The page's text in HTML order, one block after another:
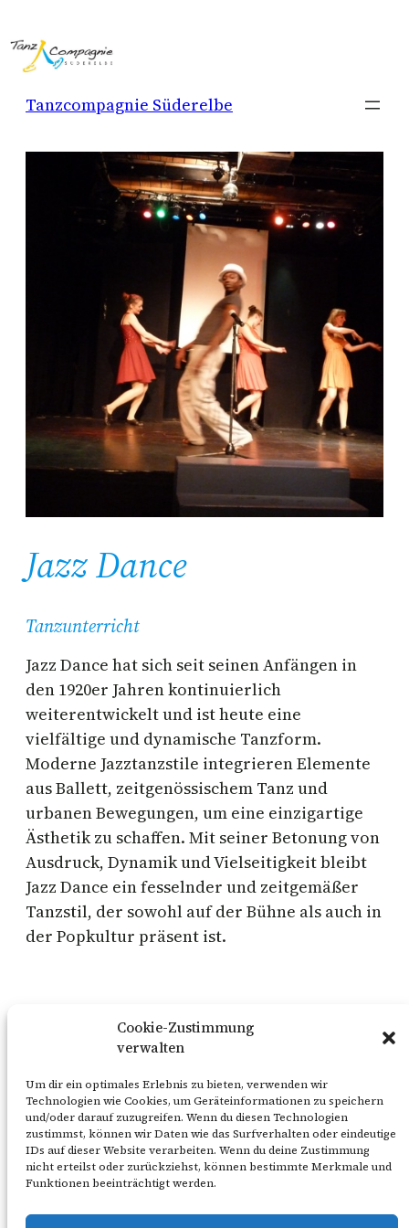
Cookie-Zustimmung
verwalten
Um dir ein optimales Erlebnis zu bieten, verwenden wir
Technologien wie Cookies, um Geräteinformationen zu speichern
und/oder darauf zuzugreifen. Wenn du diesen Technologien
zustimmst, können wir Daten wie das Surfverhalten oder eindeutige
IDs auf dieser Website verarbeiten. Wenn du deine Zustimmung
nicht erteilst oder zurückziehst, können bestimmte Merkmale und
Funktionen beeinträchtigt werden.
Inhalt
springen
Tanzcompagnie Süderelbe
Jazz Dance
Tanzunterricht
Jazz Dance hat sich seit seinen Anfängen in
den 1920er Jahren kontinuierlich
weiterentwickelt und ist heute eine
vielfältige und dynamische Tanzform.
Moderne Jazztanzstile integrieren Elemente
aus Ballett, zeitgenössischem Tanz und
urbanen Bewegungen, um eine einzigartige
Ästhetik zu schaffen. Mit seiner Betonung von
Ausdruck, Dynamik und Vielseitigkeit bleibt
Jazz Dance ein fesselnder und zeitgemäßer
Tanzstil, der sowohl auf der Bühne als auch in
der Popkultur präsent ist.
Tanzcompagnie Süderelbe
InstagramYouTube WhatsApp Vimeo TikTok Google Spotify Snapchat